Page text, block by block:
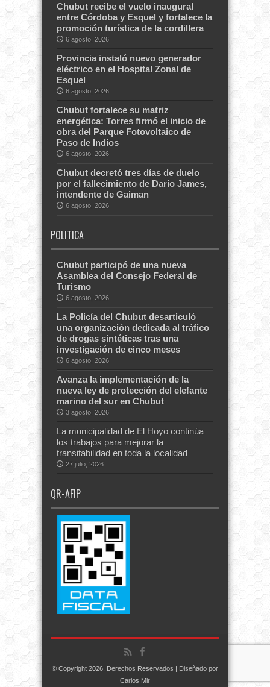
Chubut recibe el vuelo inaugural
entre Córdoba y Esquel y fortalece la
promoción turística de la cordillera
6 agosto, 2026
Provincia instaló nuevo generador
eléctrico en el Hospital Zonal de
Esquel
6 agosto, 2026
Chubut fortalece su matriz
energética: Torres firmó el inicio de
obra del Parque Fotovoltaico de
Paso de Indios
6 agosto, 2026
Chubut decretó tres días de duelo
por el fallecimiento de Darío James,
intendente de Gaiman
6 agosto, 2026
POLITICA
Chubut participó de una nueva
Asamblea del Consejo Federal de
Turismo
6 agosto, 2026
La Policía del Chubut desarticuló
una organización dedicada al tráfico
de drogas sintéticas tras una
investigación de cinco meses
6 agosto, 2026
Avanza la implementación de la
nueva ley de protección del elefante
marino del sur en Chubut
3 agosto, 2026
La municipalidad de El Hoyo continúa
los trabajos para mejorar la
transitabilidad en toda la localidad
27 julio, 2026
QR-AFIP
© Copyright 2026, Derechos Reservados | Diseñado por
Carlos Mir